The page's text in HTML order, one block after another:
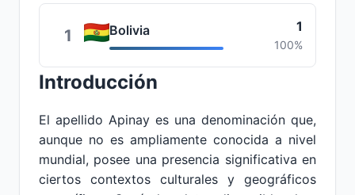
1 Bolivia 1
100%
Introducción
El apellido Apinay es una denominación que,
aunque no es ampliamente conocida a nivel
mundial, posee una presencia significativa en
ciertos contextos culturales y geográficos